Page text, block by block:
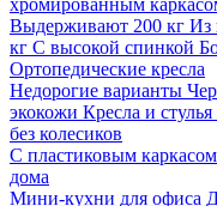
хромированным
Выдерживают 200 кг Из
кг С высокой спинкой
Ортопедические кресла
Недорогие варианты
экокожи Кресла и
без колесиков
С пластиковым каркасом
дома
Мини-кухни для офиса